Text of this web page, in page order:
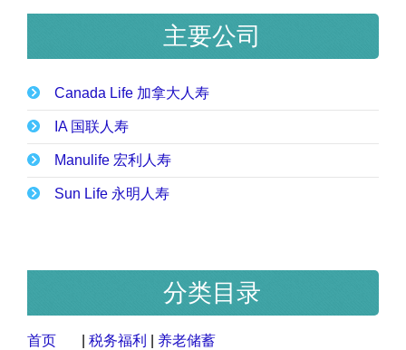
主要公司
Canada Life 加拿大人寿
IA 国联人寿
Manulife 宏利人寿
Sun Life 永明人寿
分类目录
首页 税务福利
养老储蓄